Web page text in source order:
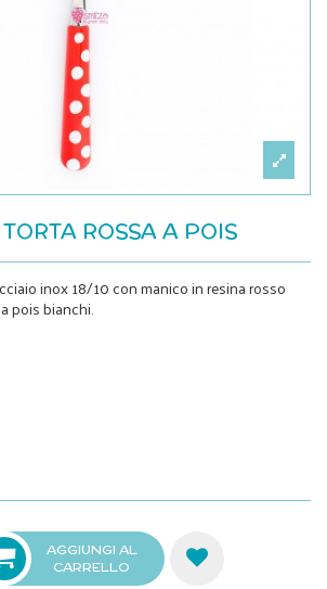
ROSSA A POIS
inox 18/10 con manico in resina rosso
pois bianchi.
AGGIUNGI AL
CARRELLO